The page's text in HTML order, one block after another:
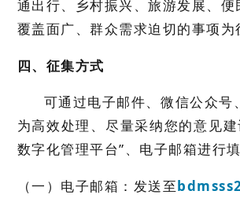
通出行、乡村振兴、旅游发展、
覆盖面广、群众需求迫切的事项为
四、征集方式
可通过电子邮件、微信公众号
为高效处理、尽量采纳您的意见
数字化管理平台”、电子邮箱进行填
（一）电子邮箱：发送至